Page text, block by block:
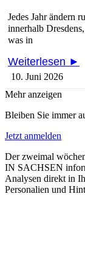
Jedes Jahr ändern
innerhalb
was in
Weiterlesen ►
10. Juni 2026
Mehr anzeigen
Bleiben Sie immer
Jetzt anmelden
Der zweimal
IN SACHSEN
Analysen direkt in
Personalien und